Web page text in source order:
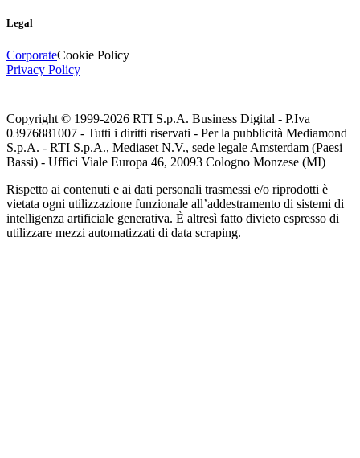
Legal
CorporateCookie Policy
Privacy Policy
Copyright © 1999-2026 RTI S.p.A. Business Digital - P.Iva
03976881007 - Tutti i diritti riservati - Per la pubblicità Mediamond
S.p.A. - RTI S.p.A., Mediaset N.V., sede legale Amsterdam (Paesi
Bassi) - Uffici Viale Europa 46, 20093 Cologno Monzese (MI)
Rispetto ai contenuti e ai dati personali trasmessi e/o riprodotti è
vietata ogni utilizzazione funzionale all’addestramento di sistemi di
intelligenza artificiale generativa. È altresì fatto divieto espresso di
utilizzare mezzi automatizzati di data scraping.